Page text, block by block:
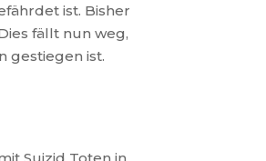
ist. Bisher
fällt nun weg,
gestiegen ist.
Suizid Toten in